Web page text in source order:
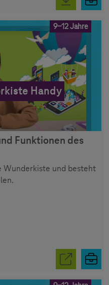
9-12 Jahre
Handy
Funktionen des
Wunderkiste und besteht